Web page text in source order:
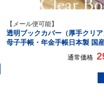
【メール便可能】
透明ブックカバー（厚手クリ
母子手帳・年金手帳日本製 国
通常価格